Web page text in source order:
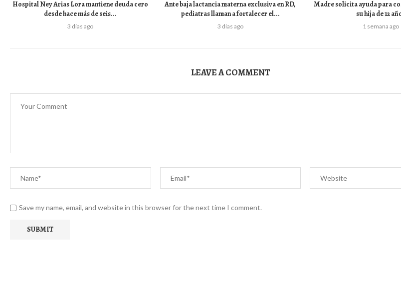
Hospital Ney Arias Lora mantiene deuda cero
desde hace más de seis...
3 días ago
Ante baja lactancia materna exclusiva en RD,
pediatras llaman a fortalecer el...
3 días ago
Madre solicita ayuda para
su hija de 12
1 semana ago
LEAVE A COMMENT
Save my name, email, and website in this browser for the next time I comment.